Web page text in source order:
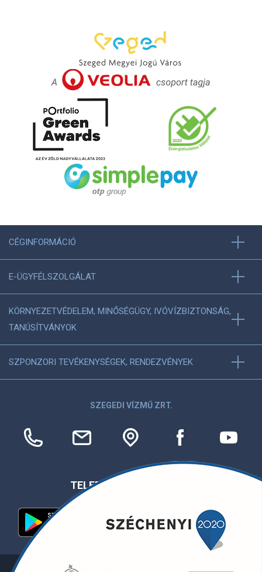
CÉGINFORMÁCIÓ
E-ÜGYFÉLSZOLGÁLAT
KÖRNYEZETVÉDELEM, MINŐSÉGÜGY, IVÓVÍZBIZTONSÁG,
TANÚSÍTVÁNYOK
SZPONZORI TEVÉKENYSÉGEK, RENDEZVÉNYEK
SZEGEDI VÍZMŰ ZRT.
TELEFONOS APPLIKÁCIÓ